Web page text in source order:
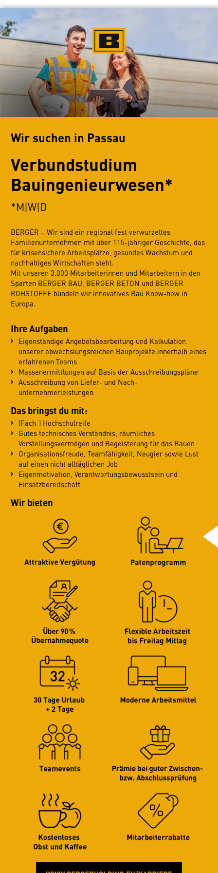
Wir suchen in Passau
Verbundstudium
Bauingenieurwesen*
*M|W|D
BERGER – Wir sind ein regional fest verwurzeltes
Familienunternehmen mit über 115-jähriger Geschichte, das
für krisensichere Arbeitsplätze, gesundes Wachstum und
nachhaltiges Wirtschaften steht.
Mit unseren 3.000 Mitarbeiterinnen und Mitarbeitern in den
Sparten BERGER BAU, BERGER BETON und BERGER
ROHSTOFFE bündeln wir innovatives Bau Know-how in
Europa.
Ihre Aufgaben
Eigenständige Angebotsbearbeitung und Kalkulation
unserer abwechslungsreichen Bauprojekte innerhalb eines
erfahrenen Teams
Massenermittlungen auf Basis der Ausschreibungspläne
Ausschreibung von Liefer- und Nach-
unternehmerleistungen
Das bringst du mit:
(Fach-) Hochschulreife
Gutes technisches Verständnis, räumliches
Vorstellungsvermögen und Begeisterung für das Bauen
Organisationsfreude, Teamfähigkeit, Neugier sowie Lust
auf einen nicht alltäglichen Job
Eigenmotivation, Verantwortungsbewusstsein und
Einsatzbereitschaft
Wir bieten